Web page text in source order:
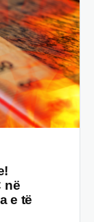
në
e të